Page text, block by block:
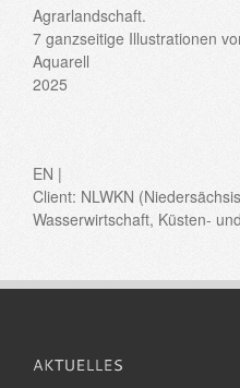
Agrarlandschaft.
7 ganzseitige Illustrationen
Aquarell
2025
EN |
Client: NLWKN
Wasserwirtschaft, Küsten-